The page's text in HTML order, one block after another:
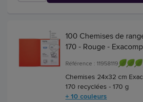
100 Chemises de
170 - Rouge -
Référence : 11958119
Chemises 24x32 cm
170 recyclées - 170 g
+ 10 couleurs